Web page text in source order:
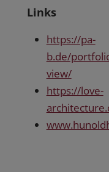
Links
https://pa-
b.de/
view/
https://love-